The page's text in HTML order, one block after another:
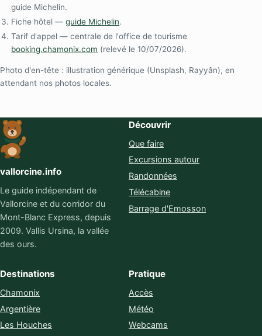
guide Michelin.
Fiche hôtel —guide Michelin.
Tarif d'appel — centrale de l'office de tourisme
booking.chamonix.com (relevé le 10/07/2026).
Photo d'en-tête : illustration générique (Unsplash, Rayyân), en
attendant nos photos locales.
vallorcine.info
Le guide indépendant de
Vallorcine et du corridor du
Mont-Blanc Express, depuis
2009. Vallis Ursina, la vallée
des ours.
Découvrir
Que faire
Excursions autour
Randonnées
Télécabine
Barrage d'Emosson
Destinations
Chamonix
Argentière
Les Houches
Pratique
Accès
Météo
Webcams